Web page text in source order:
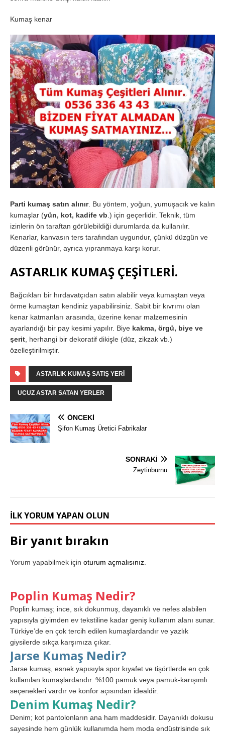
Kumaş kenar
Parti kumaş satın alınır. Bu yöntem, yoğun, yumuşacık ve kalın
kumaşlar (yün, kot, kadife vb .) için geçerlidir. Teknik, tüm
izinlerin ön taraftan görülebildiği durumlarda da kullanılır.
Kenarlar, kanvasın ters tarafından uygundur, çünkü düzgün ve
düzenli görünür, ayrıca yıpranmaya karşı korur.
ASTARLIK KUMAŞ ÇEŞİTLERİ.
Bağcıkları bir hırdavatçıdan satın alabilir veya kumaştan veya
örme kumaştan kendiniz yapabilirsiniz. Sabit bir kıvrımı olan
kenar katmanları arasında, üzerine kenar malzemesinin
ayarlandığı bir pay kesimi yapılır. Biye kakma, örgü, biye ve
şerit , herhangi bir dekoratif dikişle (düz, zikzak vb.)
özelleştirilmiştir.
ASTARLIK KUMAŞ SATIŞ YERI
UCUZ ASTAR SATAN YERLER
ÖNCEKI
Şifon Kumaş Üretici Fabrikalar
SONRAKI
Zeytinburnu
İLK YORUM YAPAN OLUN
Bir yanıt bırakın
Yorum yapabilmek için oturum açmalısınız
Poplin Kumaş Nedir?
Poplin kumaş; ince, sık dokunmuş, dayanıklı ve nefes alabilen
yapısıyla giyimden ev tekstiline kadar geniş kullanım alanı sunar.
Türkiye’de en çok tercih edilen kumaşlardandır ve yazlık
giysilerde sıkça karşımıza çıkar.
Jarse Kumaş Nedir?
Jarse kumaş, esnek yapısıyla spor kıyafet ve tişörtlerde en çok
kullanılan kumaşlardandır. %100 pamuk veya pamuk-karışımlı
seçenekleri vardır ve konfor açısından idealdir.
Denim Kumaş Nedir?
Denim; kot pantolonların ana ham maddesidir. Dayanıklı dokusu
sayesinde hem günlük kullanımda hem moda endüstrisinde sık